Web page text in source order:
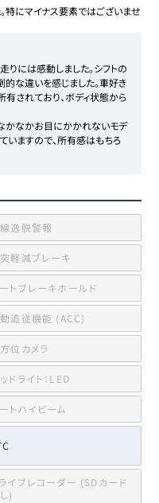
特にマイナス要素ではございませ
りには感動しました。シフトの
な違いを感じました。車好き
されており、ボディ状態から
かなかお目にかかれないモデ
いますので、所有感はもちろ
逸脱警報
軽減ブレーキ
トブレーキホールド
追従機能 (ACC)
位カメラ
ドライト：LED
トハイビーム
イブレコーダー (SDカード
)